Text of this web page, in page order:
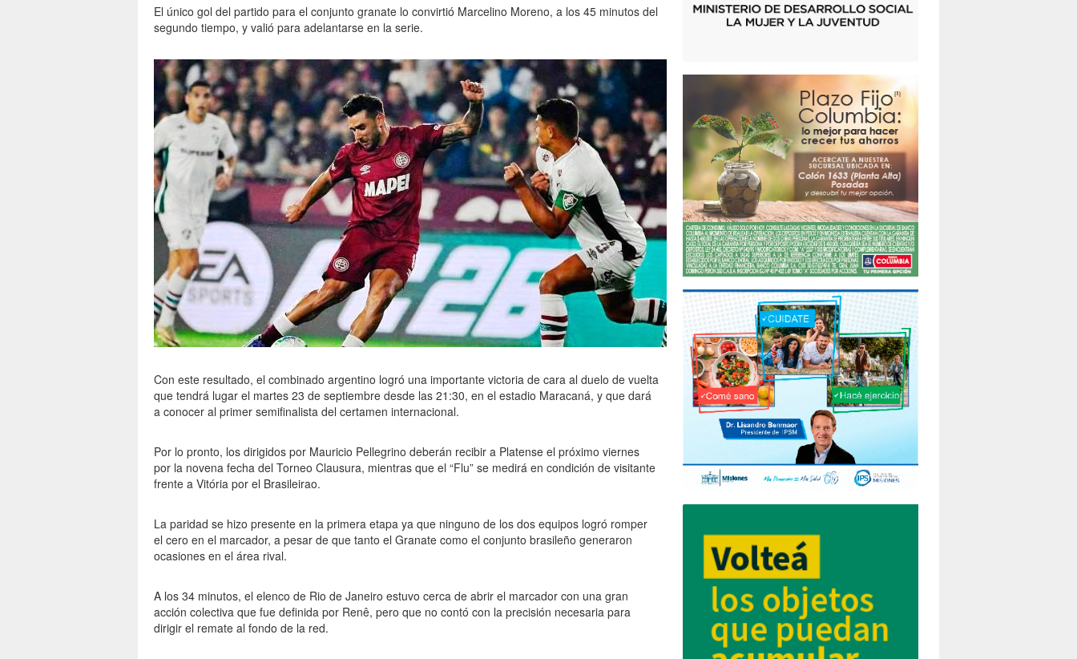
El único gol del partido para el conjunto granate lo convirtió Marcelino Moreno, a los 45 minutos del
segundo tiempo, y valió para adelantarse en la serie.
Con este resultado, el combinado argentino logró una importante victoria de cara al duelo de vuelta
que tendrá lugar el martes 23 de septiembre desde las 21:30, en el estadio Maracaná, y que dará
a conocer al primer semifinalista del certamen internacional.
Por lo pronto, los dirigidos por Mauricio Pellegrino deberán recibir a Platense el próximo viernes
por la novena fecha del Torneo Clausura, mientras que el “Flu” se medirá en condición de visitante
frente a Vitória por el Brasileirao.
La paridad se hizo presente en la primera etapa ya que ninguno de los dos equipos logró romper
el cero en el marcador, a pesar de que tanto el Granate como el conjunto brasileño generaron
ocasiones en el área rival.
A los 34 minutos, el elenco de Rio de Janeiro estuvo cerca de abrir el marcador con una gran
acción colectiva que fue definida por Renê, pero que no contó con la precisión necesaria para
dirigir el remate al fondo de la red.